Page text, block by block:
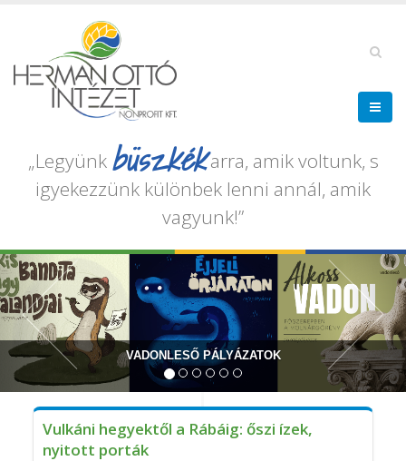
„Legyünk büszkékarra, amik voltunk, s
igyekezzünk különbek lenni annál, amik
vagyunk!”
NYITOTT PORTA NAPOK
Vulkáni hegyektől a Rábáig: őszi ízek,
nyitott porták